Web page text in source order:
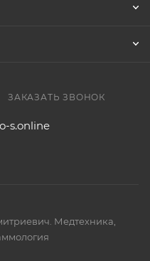
ЗАКАЗАТЬ ЗВОНОК
s.online
Медтехника,